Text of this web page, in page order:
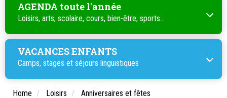
AGENDA toute l'année
Loisirs, arts, scolaire, cours, bien-être, sports...
VACANCES ENFANTS
Camps, stages et séjours linguistiques
Home Loisirs
Anniversaires et fêtes